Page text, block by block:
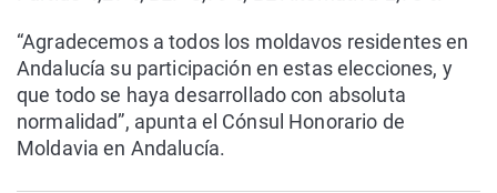
“Agradecemos a todos los moldavos residentes en
Andalucía su participación en estas elecciones, y
que todo se haya desarrollado con absoluta
normalidad”, apunta el Cónsul Honorario de
Moldavia en Andalucía.